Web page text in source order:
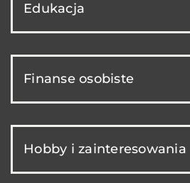
Edukacja
Finanse osobiste
Hobby i zainteresowania